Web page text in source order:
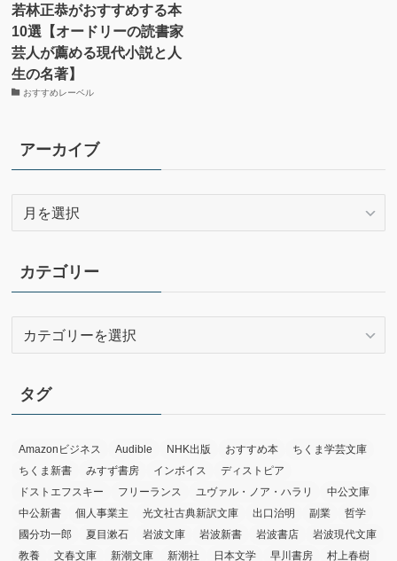
若林正恭がおすすめする本
10選【オードリーの読書家
芸人が薦める現代小説と人
生の名著】
おすすめレーベル
アーカイブ
イ
ブ
カテゴリー
リ
ー
タグ
Amazonビジネス Audible NHK出版 おすすめ本
ちくま学芸文庫
ちくま新書
みすず書房 インボイス
ディストピア
ドストエフスキー
フリーランス ユヴァル・ノア・ハラリ
中公文庫
中公新書
個人事業主 光文社古典新訳文庫 出口治明 副業
哲学
國分功一郎
夏目漱石 岩波文庫 岩波新書 岩波書店
岩波現代文庫
教養
文春文庫 新潮文庫 新潮社 日本文学 早川書房 村上春樹